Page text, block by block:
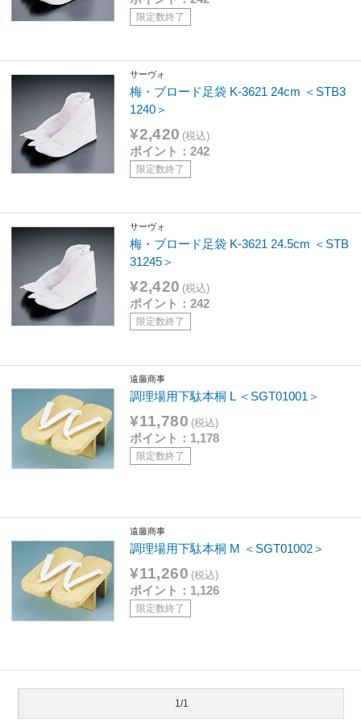
限定数終了
サーヴォ
梅・ブロード足袋 K-3621 24cm ＜STB3
1240＞
¥2,420 (税込)
ポイント：242
限定数終了
サーヴォ
梅・ブロード足袋 K-3621 24.5cm ＜STB
31245＞
¥2,420 (税込)
ポイント：242
限定数終了
遠藤商事
調理場用下駄本桐 L ＜SGT01001＞
¥11,780 (税込)
ポイント：1,178
限定数終了
遠藤商事
調理場用下駄本桐 M ＜SGT01002＞
¥11,260 (税込)
ポイント：1,126
限定数終了
1/1